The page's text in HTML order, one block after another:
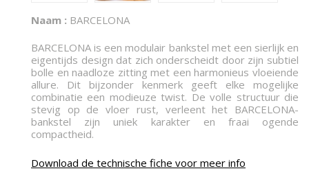
Naam : BARCELONA
BARCELONA is een modulair bankstel met een sierlijk en
eigentijds design dat zich onderscheidt door zijn subtiel
bolle en naadloze zitting met een harmonieus vloeiende
allure. Dit bijzonder kenmerk geeft elke mogelijke
combinatie een modieuze twist. De volle structuur die
stevig op de vloer rust, verleent het BARCELONA-
bankstel zijn uniek karakter en fraai ogende
compactheid.
Download de technische fiche voor meer info